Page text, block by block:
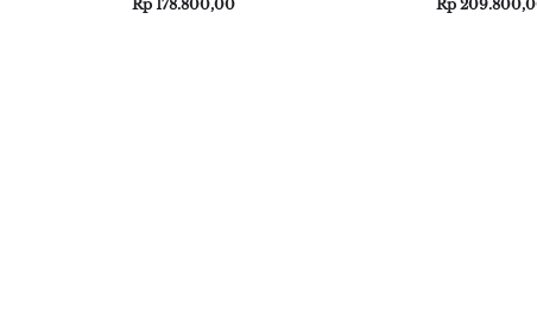
Rp178.800,00 Rp